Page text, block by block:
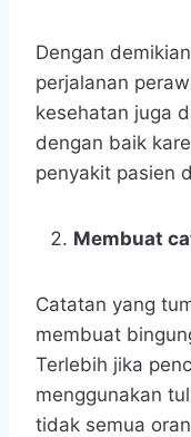
Dengan
perjalanan
kesehatan juga
dengan baik
penyakit pasien
Membuat
Catatan yang
membuat
Terlebih jika
menggunakan
tidak semua